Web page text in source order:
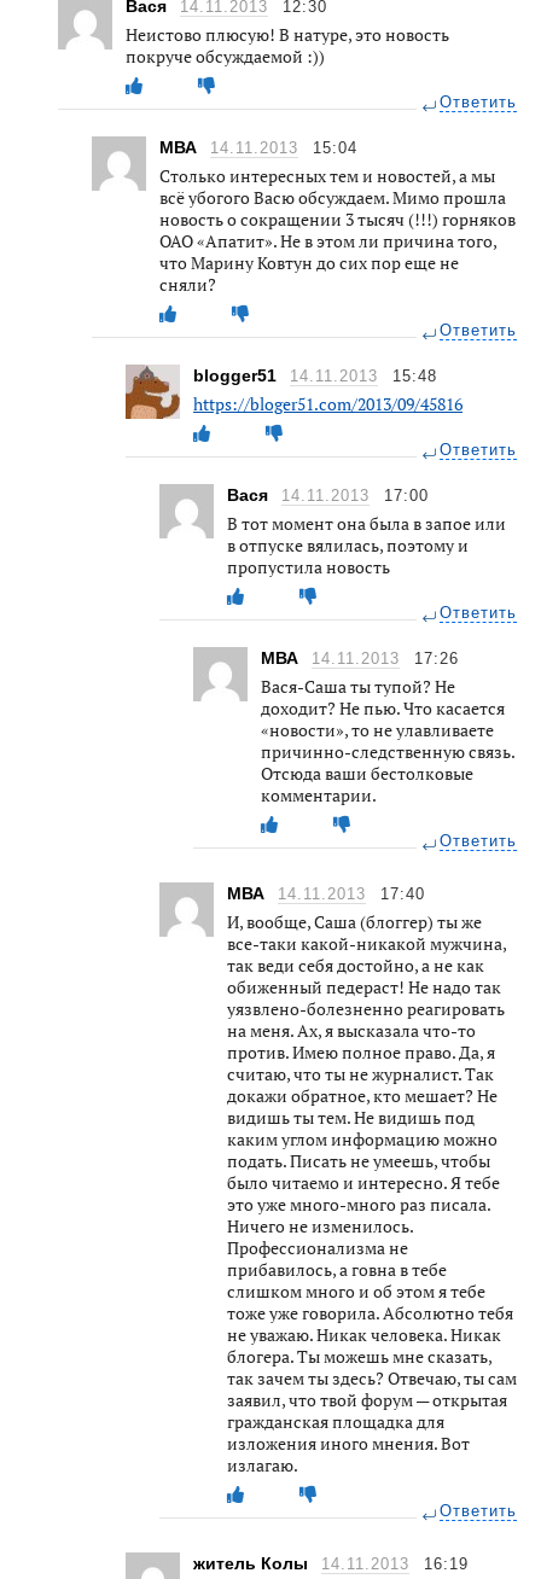
Вася 14.11.2013 12:30
Неистово плюсую! В натуре, это новость
покруче обсуждаемой :))
Ответить
МВА 14.11.2013 15:04
Столько интересных тем и новостей, а мы
всё убогого Васю обсуждаем. Мимо прошла
новость о сокращении 3 тысяч (!!!) горняков
ОАО «Апатит». Не в этом ли причина того,
что Марину Ковтун до сих пор еще не
сняли?
Ответить
blogger51 14.11.2013 15:48
https://bloger51.com/2013/09/45816
Ответить
Вася 14.11.2013 17:00
В тот момент она была в запое или
в отпуске вялилась, поэтому и
пропустила новость
Ответить
МВА 14.11.2013 17:26
Вася-Саша ты тупой? Не
доходит? Не пью. Что касается
«новости», то не улавливаете
причинно-следственную связь.
Отсюда ваши бестолковые
комментарии.
Ответить
МВА 14.11.2013 17:40
И, вообще, Саша (блоггер) ты же
все-таки какой-никакой мужчина,
так веди себя достойно, а не как
обиженный педераст! Не надо так
уязвлено-болезненно реагировать
на меня. Ах, я высказала что-то
против. Имею полное право. Да, я
считаю, что ты не журналист. Так
докажи обратное, кто мешает? Не
видишь ты тем. Не видишь под
каким углом информацию можно
подать. Писать не умеешь, чтобы
было читаемо и интересно. Я тебе
это уже много-много раз писала.
Ничего не изменилось.
Профессионализма не
прибавилось, а говна в тебе
слишком много и об этом я тебе
тоже уже говорила. Абсолютно тебя
не уважаю. Никак человека. Никак
блогера. Ты можешь мне сказать,
так зачем ты здесь? Отвечаю, ты сам
заявил, что твой форум — открытая
гражданская площадка для
изложения иного мнения. Вот
излагаю.
Ответить
житель Колы 14.11.2013 16:19